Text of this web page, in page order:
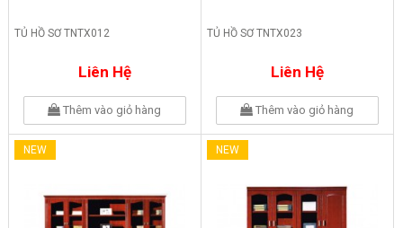
TỦ HỒ SƠ TNTX012
Liên Hệ
Thêm vào giỏ hàng
TỦ HỒ SƠ TNTX023
Liên Hệ
Thêm vào giỏ hàng
NEW NEW